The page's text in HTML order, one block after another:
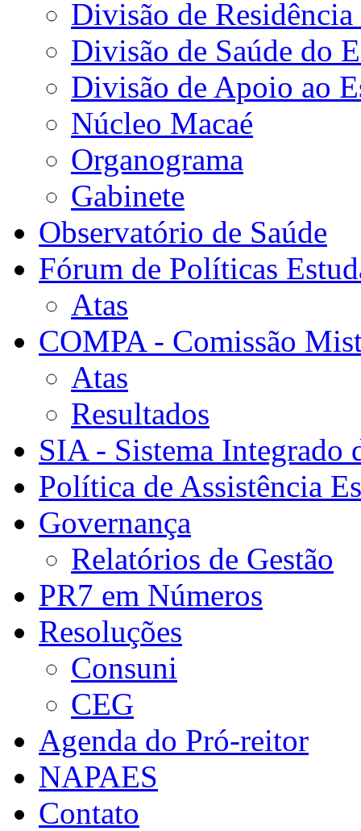
Divisão de
Divisão de Saúde do
Divisão de Apoio ao
Núcleo Macaé
Organograma
Gabinete
Observatório de Saúde
Fórum de Políticas
Atas
COMPA - Comissão
Atas
Resultados
SIA - Sistema Integrado
Política de Assistência
Governança
Relatórios de Gestão
PR7 em Números
Resoluções
Consuni
CEG
Agenda do Pró-reitor
NAPAES
Contato